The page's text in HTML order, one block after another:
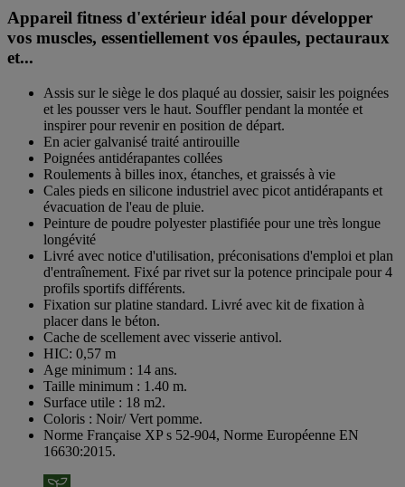
Appareil fitness d'extérieur idéal pour développer
vos muscles, essentiellement vos épaules, pectauraux
et...
Assis sur le siège le dos plaqué au dossier, saisir les poignées
et les pousser vers le haut. Souffler pendant la montée et
inspirer pour revenir en position de départ.
En acier galvanisé traité antirouille
Poignées antidérapantes collées
Roulements à billes inox, étanches, et graissés à vie
Cales pieds en silicone industriel avec picot antidérapants et
évacuation de l'eau de pluie.
Peinture de poudre polyester plastifiée pour une très longue
longévité
Livré avec notice d'utilisation, préconisations d'emploi et plan
d'entraînement. Fixé par rivet sur la potence principale pour 4
profils sportifs différents.
Fixation sur platine standard. Livré avec kit de fixation à
placer dans le béton.
Cache de scellement avec visserie antivol.
HIC: 0,57 m
Age minimum : 14 ans.
Taille minimum : 1.40 m.
Surface utile : 18 m2.
Coloris : Noir/ Vert pomme.
Norme Française XP s 52-904, Norme Européenne EN
16630:2015.